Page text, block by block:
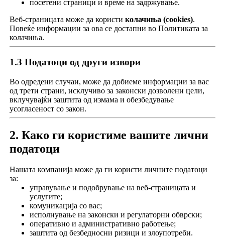
посетени страници и време на задржување.
Веб-страницата може да користи колачиња (cookies).
Повеќе информации за ова се достапни во Политиката за
колачиња.
1.3 Податоци од други извори
Во одредени случаи, може да добиеме информации за вас
од трети страни, исклучиво за законски дозволени цели,
вклучувајќи заштита од измама и обезбедување
усогласеност со закон.
2. Како ги користиме вашите лични
податоци
Нашата компанија може да ги користи личните податоци
за:
управување и подобрување на веб-страницата и
услугите;
комуникација со вас;
исполнување на законски и регулаторни обврски;
оперативно и административно работење;
заштита од безбедносни ризици и злоупотреби.